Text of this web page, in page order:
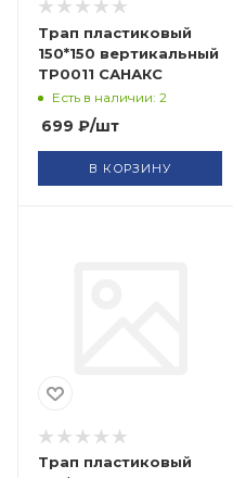
Трап пластиковый
150*150 вертикальный
ТР0011 САНАКС
Есть в наличии: 2
699 ₽/шт
В КОРЗИНУ
Трап пластиковый